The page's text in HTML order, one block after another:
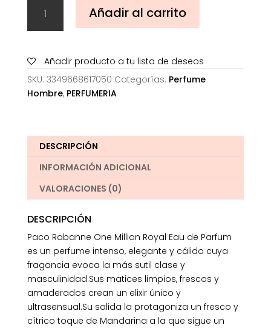
Rabanne
One
Royal
Eau
de
Añadir al carrito
Añadir producto a tu lista de deseos
SKU: 3349668617050 Categorías: Perfume
Hombre, PERFUMERIA
DESCRIPCIÓN
INFORMACIÓN ADICIONAL
VALORACIONES (0)
DESCRIPCIÓN
Paco Rabanne One Million Royal Eau de Parfum
es un perfume intenso, elegante y cálido cuya
fragancia evoca la más sutil clase y
masculinidad.Sus matices limpios, frescos y
amaderados crean un elixir único y
ultrasensual.Su salida la protagoniza un fresco y
cítrico toque de Mandarina a la que sigue un